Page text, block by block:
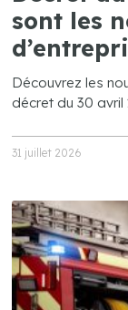
sont les
Découvrez les
décret du 30 avril
31 juillet 2026